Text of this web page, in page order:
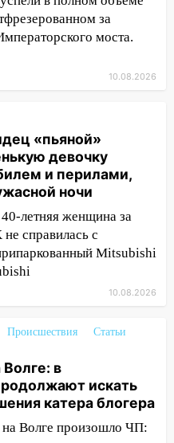
России по
ключи от
оставшихся
маленькую
событиях
находился за
ДТП в Новом
области
в Нижнекамске
среди них есть
на Волге: в
продолжают
крушения
за
моста.
10.08.2026
«пьяной»
девочку
и перилами,
ночи
летняя женщина за
справилась с
Mitsubishi
10.08.2026
Происшествия
Статьи
в
искать
катера блогера
на Волге произошло ЧП: